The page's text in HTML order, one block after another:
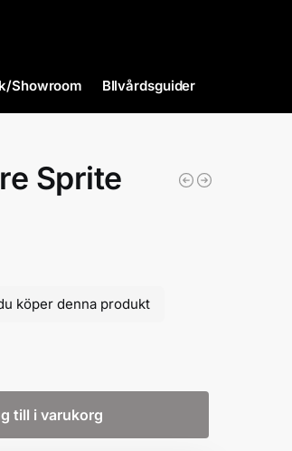
Showroom BIlvårdsguider
Sprite
köper denna produkt
till i varukorg